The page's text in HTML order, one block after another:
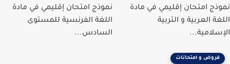
نموذج امتحان إقليمي في مادة
اللغة العربية و التربية
الإسلامية...
نموذج امتحان إقليمي في مادة
اللغة الفرنسية للمستوى
السادس...
فروض و امتحانات